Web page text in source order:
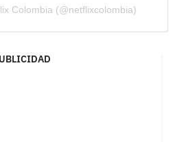
Colombia (@netflixcolombia)